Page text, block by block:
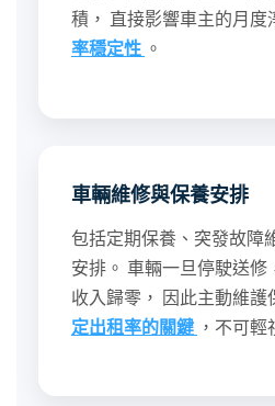
積， 直接影響車主的月度
率穩定性 。
車輛維修與保養安排
包括定期保養、突發故障
安排。 車輛一旦停駛送修
收入歸零， 因此主動維護
定出租率的關鍵 ，不可輕